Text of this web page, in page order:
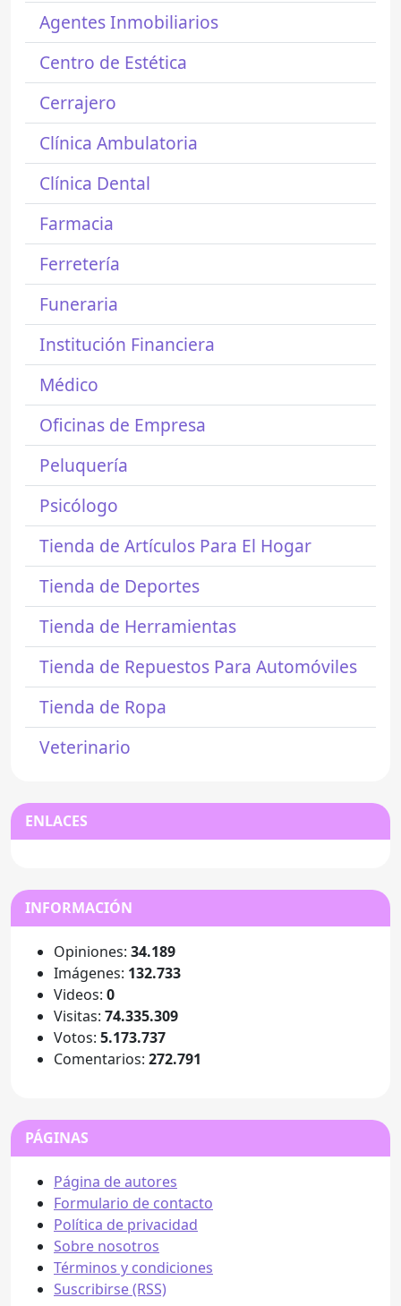
Agentes Inmobiliarios
Centro de Estética
Cerrajero
Clínica Ambulatoria
Clínica Dental
Farmacia
Ferretería
Funeraria
Institución Financiera
Médico
Oficinas de Empresa
Peluquería
Psicólogo
Tienda de Artículos Para El Hogar
Tienda de Deportes
Tienda de Herramientas
Tienda de Repuestos Para Automóviles
Tienda de Ropa
Veterinario
ENLACES
INFORMACIÓN
Opiniones: 34.189
Imágenes: 132.733
Videos: 0
Visitas: 74.335.309
Votos: 5.173.737
Comentarios: 272.791
PÁGINAS
Página de autores
Formulario de contacto
Política de privacidad
Sobre nosotros
Términos y condiciones
Suscribirse (RSS)